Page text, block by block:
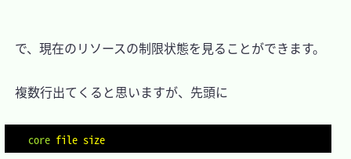
で、現在のリソースの制限状態を見ることができます。
複数行出てくると思いますが、先頭に
core file size